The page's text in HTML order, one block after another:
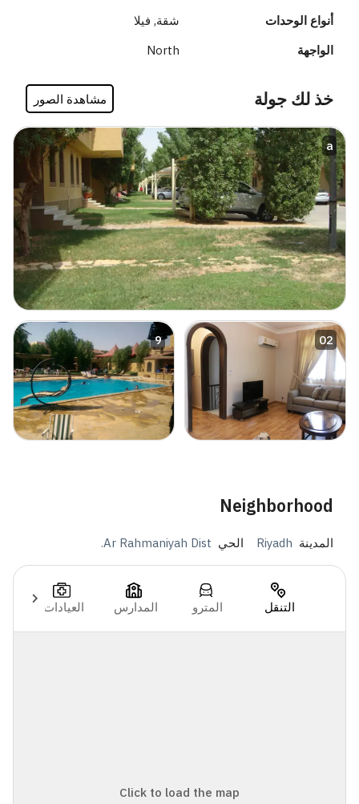
أنواع الوحدات
شقة, فيلا
الواجهة
North
خذ لك جولة مشاهدة الصور
a
02
9
Neighborhood
المدينة Riyadh الحي Ar Rahmaniyah Dist.
التنقل المترو المدارس العيادات
Click to load the map